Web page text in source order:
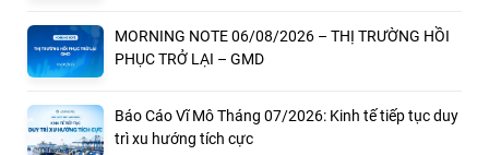
MORNING NOTE 06/08/2026 – THỊ TRƯỜNG HỒI
PHỤC TRỞ LẠI – GMD
Báo Cáo Vĩ Mô Tháng 07/2026: Kinh tế tiếp tục duy
trì xu hướng tích cực